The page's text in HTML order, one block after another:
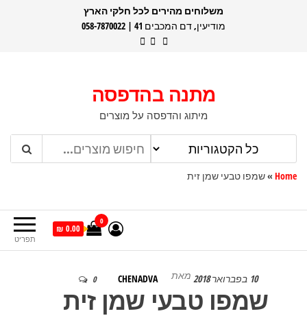
משלוחים מהירים לכל חלקי הארץ
מודיעין, דם המכבים 41 | 058-7870022
מתנה בהדפסה
מיתוג והדפסה על מוצרים
Home
»שמפו טבעי שמן זית
תפריט
0
0.00 ₪
10 בפברואר 2018 מאת CHENADVA
0
שמפו טבעי שמן זית